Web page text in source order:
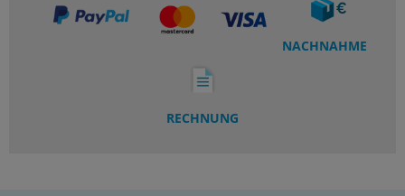
NACHNAHME
RECHNUNG